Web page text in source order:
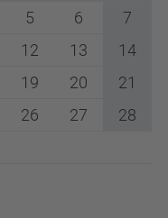
5 6
7
12 13
14
19 20
21
26 27
28